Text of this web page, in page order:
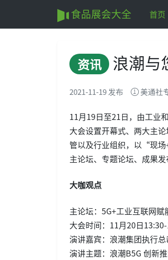
食品展会大全 首页
资讯 浪潮与
2021-11-19 发布 美通社
11月19日至21日，由工业
大会设置开幕式、两大主
管以及行业组织，以“现场
主论坛、专题论坛、成果
大咖观点
主论坛：5G+工业互联网
大会时间：11月20日
演讲嘉宾：浪潮集团执行
演讲主题：浪潮B5G 创新